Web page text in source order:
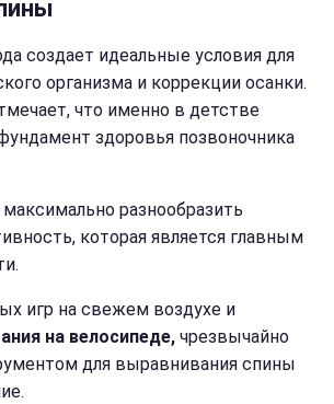
создает идеальные условия для
организма и коррекции осанки.
что именно в детстве
здоровья позвоночника
разнообразить
которая является главным
игр на свежем воздухе и
на велосипеде, чрезвычайно
для выравнивания спины